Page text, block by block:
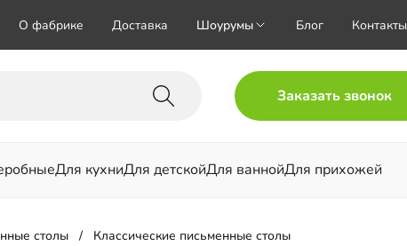
О фабрике Доставка Шоурумы Блог Контакты
Заказать звонок
Для кухниДля детскойДля ваннойДля прихожей
столы Классические письменные столы